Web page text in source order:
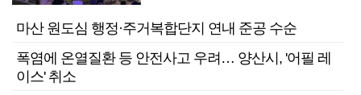
마산 원도심 행정·주거복합단지 연내 준공 수순
폭염에 온열질환 등 안전사고 우려… 양산시, '어필 레
이스' 취소